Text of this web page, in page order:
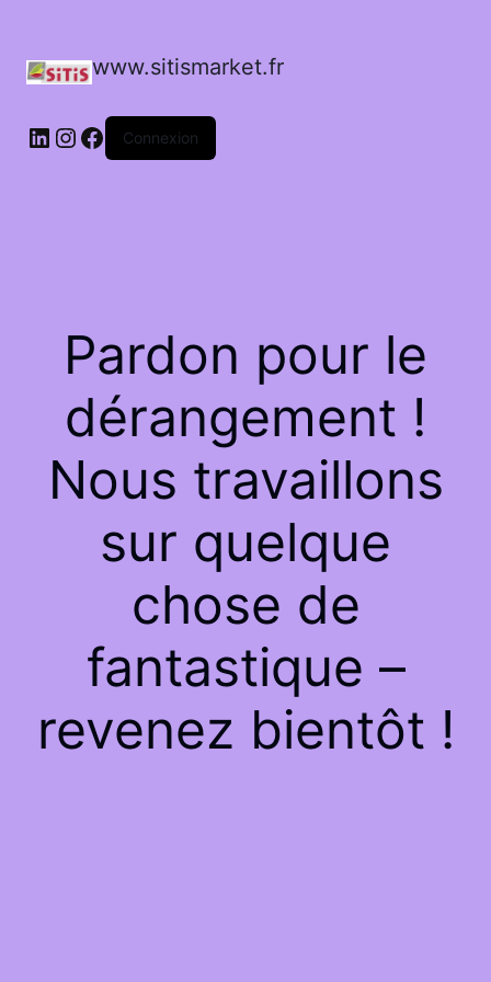
www.sitismarket.fr
LinkedIn
Instagram
Facebook
Connexion
Pardon pour le
dérangement !
Nous travaillons
sur quelque
chose de
fantastique –
revenez bientôt !